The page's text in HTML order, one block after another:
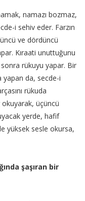
namazı bozmaz,
i sehiv eder. Farzın
ve dördüncü
Kıraati unuttuğunu
sonra rükuyu yapar. Bir
yapan da, secde-i
rükuda
üçüncü
yerde, hafif
yüksek sesle okursa,
şaşıran bir